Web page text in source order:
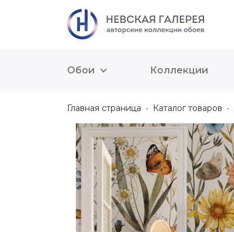
Обои Коллекции
Главная страница Каталог товаров